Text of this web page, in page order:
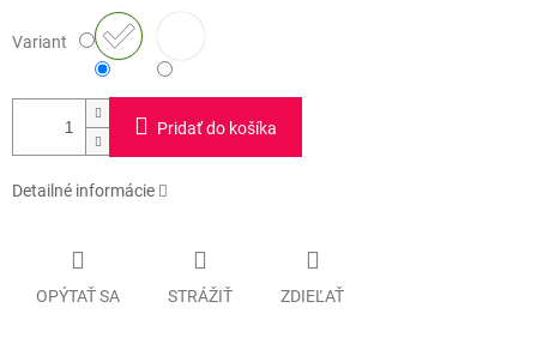
Variant
Pridať do košíka
Detailné informácie
OPÝTAŤ SA STRÁŽIŤ ZDIEĽAŤ